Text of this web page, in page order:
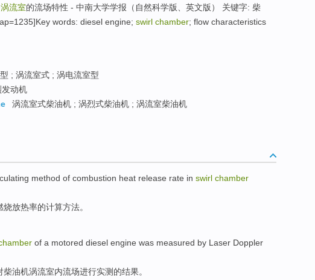
涡流室的流场特性 - 中南大学学报（自然科学版、英文版） 关键字: 柴
words: diesel engine; swirl chamber; flow characteristics
; 涡流室式 ; 涡电流室型
发动机
涡流室式柴油机 ; 涡烈式柴油机 ; 涡流室柴油机
method of combustion heat release rate in swirl chamber
烧放热率的计算方法。
of a motored diesel engine was measured by Laser Doppler
柴油机涡流室内流场进行实测 的结果。